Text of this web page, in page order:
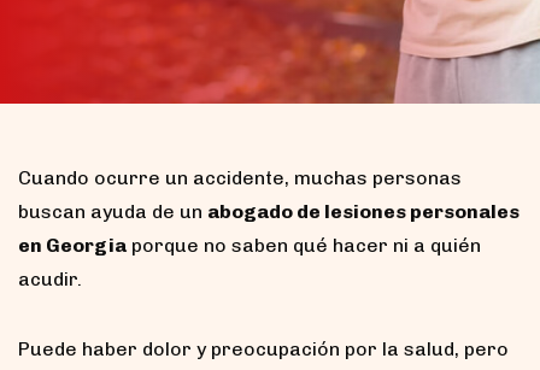
Cuando ocurre un accidente, muchas personas
buscan ayuda de un abogado de lesiones personales
en Georgia porque no saben qué hacer ni a quién
acudir.
Puede haber dolor y preocupación por la salud, pero